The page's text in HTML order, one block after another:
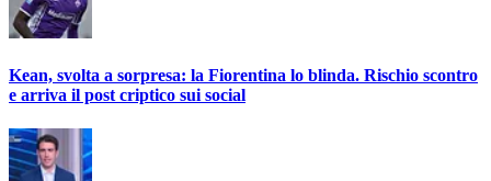
Kean, svolta a sorpresa: la Fiorentina lo blinda. Rischio scontro
e arriva il post criptico sui social